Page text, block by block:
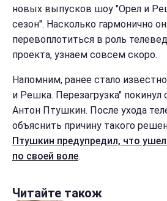
новых выпусков шоу "Орел и
сезон". Насколько гармонично
перевоплотиться в роль
проекта, узнаем совсем скоро.
Напомним, ранее стало
и Решка. Перезагрузка" покинул
Антон Птушкин. После ухода
объяснить причину такого
Птушкин предупредил, что
по своей воле.
Читайте також